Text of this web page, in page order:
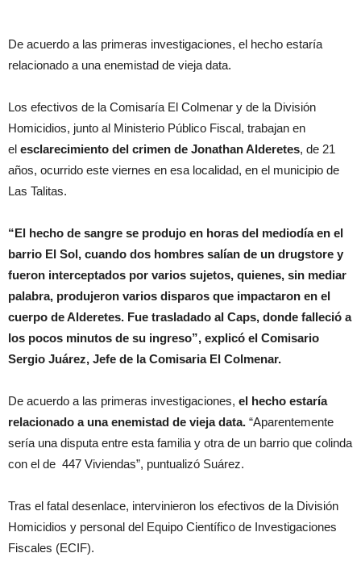
De acuerdo a las primeras investigaciones, el hecho estaría
relacionado a una enemistad de vieja data.
Los efectivos de la Comisaría El Colmenar y de la División
Homicidios, junto al Ministerio Público Fiscal, trabajan en
el esclarecimiento del crimen de Jonathan Alderetes, de 21
años, ocurrido este viernes en esa localidad, en el municipio de
Las Talitas.
“El hecho de sangre se produjo en horas del mediodía en el
barrio El Sol, cuando dos hombres salían de un drugstore y
fueron interceptados por varios sujetos, quienes, sin mediar
palabra, produjeron varios disparos que impactaron en el
cuerpo de Alderetes. Fue trasladado al Caps, donde falleció a
los pocos minutos de su ingreso”, explicó el Comisario
Sergio Juárez, Jefe de la Comisaria El Colmenar.
De acuerdo a las primeras investigaciones, el hecho estaría
relacionado a una enemistad de vieja data. “Aparentemente
sería una disputa entre esta familia y otra de un barrio que colinda
con el de 447 Viviendas”, puntualizó Suárez.
Tras el fatal desenlace, intervinieron los efectivos de la División
Homicidios y personal del Equipo Científico de Investigaciones
Fiscales (ECIF).